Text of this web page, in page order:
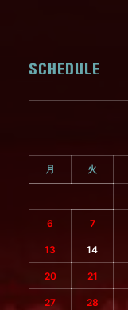
SCHEDULE
月 火
6 7
13 14
20 21
27 28